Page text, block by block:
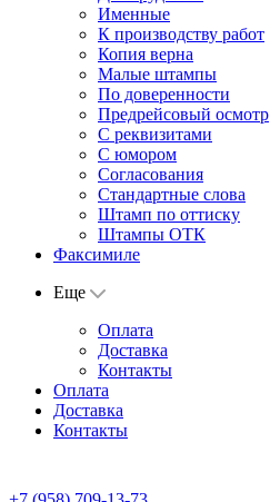
Именные
К производству работ
Копия верна
Малые штампы
По доверенности
Предрейсовый осмотр
С реквизитами
С юмором
Согласования
Стандартные слова
Штамп по оттиску
Штампы ОТК
Факсимиле
Еще
Оплата
Доставка
Контакты
Оплата
Доставка
Контакты